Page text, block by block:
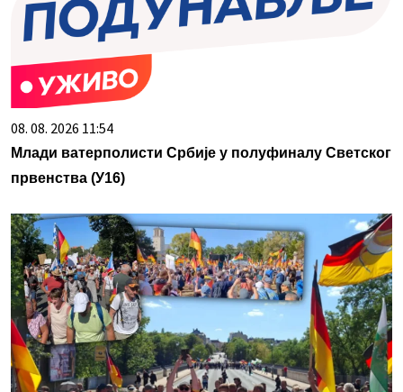
08. 08. 2026 11:54
Млади ватерполисти Србије у полуфиналу Светског
првенства (У16)